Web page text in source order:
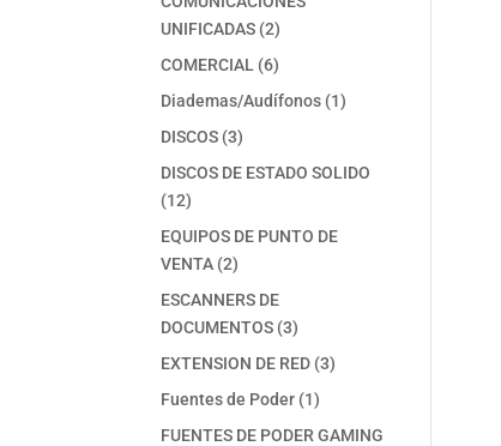
UNIFICADAS 22
productos
COMERCIAL 66
productos
Diademas/Audífonos 11
DISCOS 33
productos
DISCOS DE ESTADO SOLIDO
1212
productos
EQUIPOS DE PUNTO DE
VENTA 22
productos
ESCANNERS DE
DOCUMENTOS 33
productos
EXTENSION DE RED 33
Fuentes de Poder 11
producto
FUENTES DE PODER GAMING